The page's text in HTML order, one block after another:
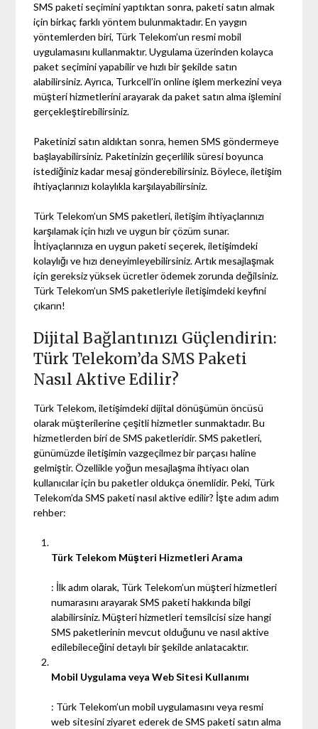
SMS paketi seçimini yaptıktan sonra, paketi satın almak
için birkaç farklı yöntem bulunmaktadır. En yaygın
yöntemlerden biri, Türk Telekom’un resmi mobil
uygulamasını kullanmaktır. Uygulama üzerinden kolayca
paket seçimini yapabilir ve hızlı bir şekilde satın
alabilirsiniz. Ayrıca, Turkcell’in online işlem merkezini veya
müşteri hizmetlerini arayarak da paket satın alma işlemini
gerçekleştirebilirsiniz.
Paketinizi satın aldıktan sonra, hemen SMS göndermeye
başlayabilirsiniz. Paketinizin geçerlilik süresi boyunca
istediğiniz kadar mesaj gönderebilirsiniz. Böylece, iletişim
ihtiyaçlarınızı kolaylıkla karşılayabilirsiniz.
Türk Telekom’un SMS paketleri, iletişim ihtiyaçlarınızı
karşılamak için hızlı ve uygun bir çözüm sunar.
İhtiyaçlarınıza en uygun paketi seçerek, iletişimdeki
kolaylığı ve hızı deneyimleyebilirsiniz. Artık mesajlaşmak
için gereksiz yüksek ücretler ödemek zorunda değilsiniz.
Türk Telekom’un SMS paketleriyle iletişimdeki keyfini
çıkarın!
Dijital Bağlantınızı Güçlendirin:
Türk Telekom’da SMS Paketi
Nasıl Aktive Edilir?
Türk Telekom, iletişimdeki dijital dönüşümün öncüsü
olarak müşterilerine çeşitli hizmetler sunmaktadır. Bu
hizmetlerden biri de SMS paketleridir. SMS paketleri,
günümüzde iletişimin vazgeçilmez bir parçası haline
gelmiştir. Özellikle yoğun mesajlaşma ihtiyacı olan
kullanıcılar için bu paketler oldukça önemlidir. Peki, Türk
Telekom’da SMS paketi nasıl aktive edilir? İşte adım adım
rehber:
Türk Telekom Müşteri Hizmetleri Arama
: İlk adım olarak, Türk Telekom’un müşteri hizmetleri
numarasını arayarak SMS paketi hakkında bilgi
alabilirsiniz. Müşteri hizmetleri temsilcisi size hangi
SMS paketlerinin mevcut olduğunu ve nasıl aktive
edilebileceğini detaylı bir şekilde anlatacaktır.
Mobil Uygulama veya Web Sitesi Kullanımı
: Türk Telekom’un mobil uygulamasını veya resmi
web sitesini ziyaret ederek de SMS paketi satın alma